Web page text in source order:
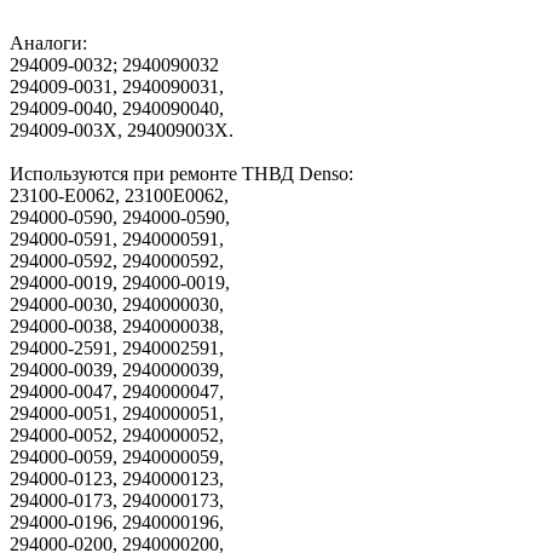
Аналоги:
294009-0032; 2940090032
294009-0031, 2940090031,
294009-0040, 2940090040,
294009-003X, 294009003X.
Используются при ремонте ТНВД Denso:
23100-E0062, 23100E0062,
294000-0590, 294000-0590,
294000-0591, 2940000591,
294000-0592, 2940000592,
294000-0019, 294000-0019,
294000-0030, 2940000030,
294000-0038, 2940000038,
294000-2591, 2940002591,
294000-0039, 2940000039,
294000-0047, 2940000047,
294000-0051, 2940000051,
294000-0052, 2940000052,
294000-0059, 2940000059,
294000-0123, 2940000123,
294000-0173, 2940000173,
294000-0196, 2940000196,
294000-0200, 2940000200,